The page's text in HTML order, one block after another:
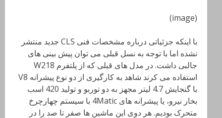
با اینکه جزئیاتی درباره مشخصات فنی CLS جدید منتشر
نشده اما با توجه به نسل قبلی می توان پیش بینی های
جالبی داشت. در مدل های قبلی که از پلتفرم W218
استفاده می کرند شاهد به کارگیری از دو نوع پیشرانه V8
با گنجایش 4.7 لیتر مجهز به دو توربو و تولید 420 اسب
بخار نیرو، یا پیشرانه های 4Matic با سیستم چهارچرخ
متحرک بودیم. هر دوی این ماشین ها صفر تا صد را در